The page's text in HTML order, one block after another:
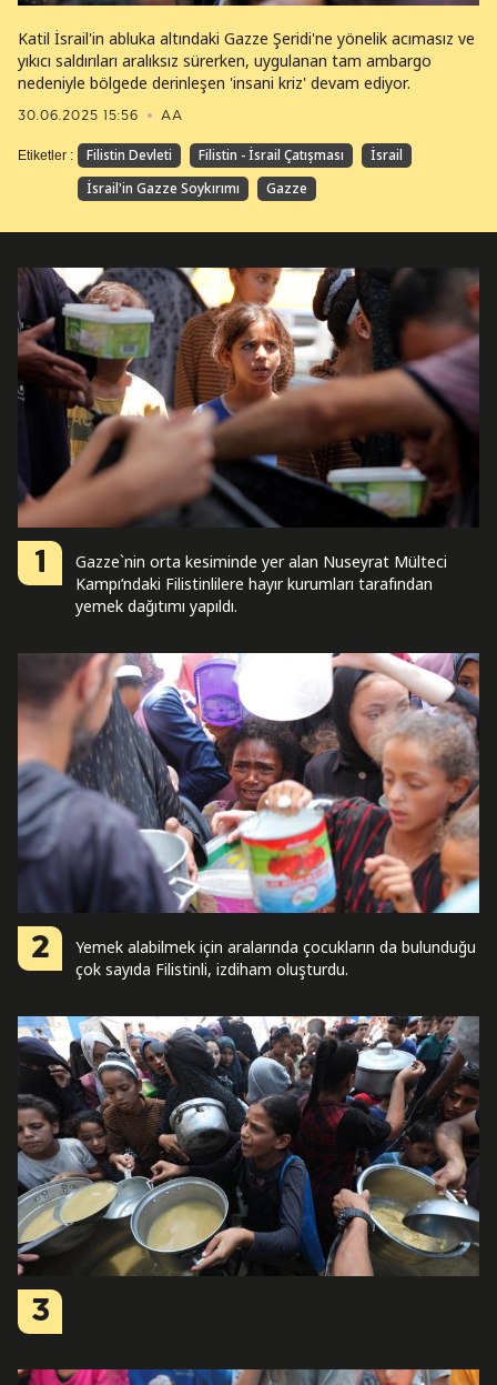
30.06.2025 15:56 AA
Katil İsrail'in abluka altındaki Gazze Şeridi'ne yönelik acımasız ve
yıkıcı saldırıları aralıksız sürerken, uygulanan tam ambargo
nedeniyle bölgede derinleşen 'insani kriz' devam ediyor.
Etiketler : Filistin Devleti Filistin - İsrail Çatışması
İsrail
İsrail'in Gazze Soykırımı
Gazze
1
Gazze`nin orta kesiminde yer alan Nuseyrat Mülteci
Kampı’ndaki Filistinlilere hayır kurumları tarafından
yemek dağıtımı yapıldı.
2
Yemek alabilmek için aralarında çocukların da bulunduğu
çok sayıda Filistinli, izdiham oluşturdu.
3